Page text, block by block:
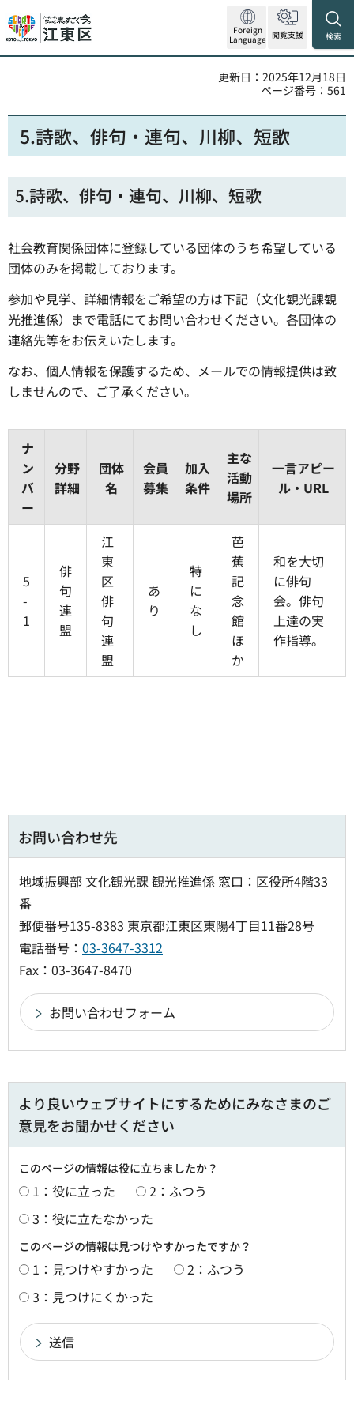
Foreign
Language 閲覧支援 検索
更新日：2025年12月18日
ページ番号：561
5.詩歌、俳句・連句、川柳、短歌
5.詩歌、俳句・連句、川柳、短歌
社会教育関係団体に登録している団体のうち希望している
団体のみを掲載しております。
参加や見学、詳細情報をご希望の方は下記（文化観光課観
光推進係）まで電話にてお問い合わせください。各団体の
連絡先等をお伝えいたします。
なお、個人情報を保護するため、メールでの情報提供は致
しませんので、ご了承ください。
ナ
ン
バ
ー
分野
詳細
団体
名
会員
募集
加入
条件
主な
活動
場所
一言アピー
ル・URL
5
-
1
俳
句
連
盟
江
東
区
俳
句
連
盟
あ
り
特
に
な
し
芭
蕉
記
念
館
ほ
か
和を大切
に俳句
会。俳句
上達の実
作指導。
お問い合わせ先
地域振興部 文化観光課 観光推進係 窓口：区役所4階33
番
郵便番号135-8383 東京都江東区東陽4丁目11番28号
電話番号： 03-3647-3312
Fax：03-3647-8470
より良いウェブサイトにするためにみなさまのご
意見をお聞かせください
このページの情報は役に立ちましたか？
1：役に立った
2：ふつう
3：役に立たなかった
このページの情報は見つけやすかったですか？
1：見つけやすかった
2：ふつう
3：見つけにくかった